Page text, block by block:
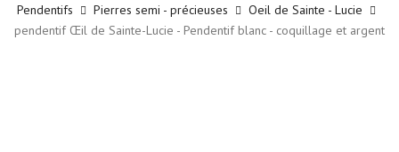
Pendentifs Pierres semi - précieuses
Oeil de Sainte - Lucie
pendentif Œil de Sainte-Lucie - Pendentif blanc - coquillage et argent